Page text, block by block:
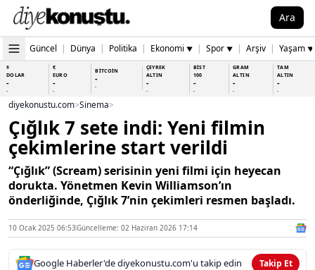
Ara
Güncel | Dünya | Politika | Ekonomi ▼ | Spor ▼ | Arşiv | Yaşam ▼
$
DOLAR
-
-
€
EURO
-
-
BİTCOİN
-
-
ÇEYREK
ALTIN
-
-
BİST
100
-
-
GRAM
ALTIN
-
-
TAM
ALTIN
-
-
diyekonustu.com>Sinema>
Çığlık 7 sete indi: Yeni filmin
çekimlerine start verildi
“Çığlık” (Scream) serisinin yeni filmi için heyecan
dorukta. Yönetmen Kevin Williamson’ın
önderliğinde, Çığlık 7’nin çekimleri resmen başladı.
10 Ocak 2025 06:53Güncelleme: 02 Haziran 2026 17:14
Google Haberler'de diyekonustu.com'u takip edin Takip Et